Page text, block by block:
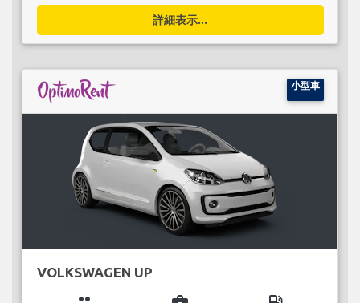
詳細表示...
小型車
VOLKSWAGEN UP